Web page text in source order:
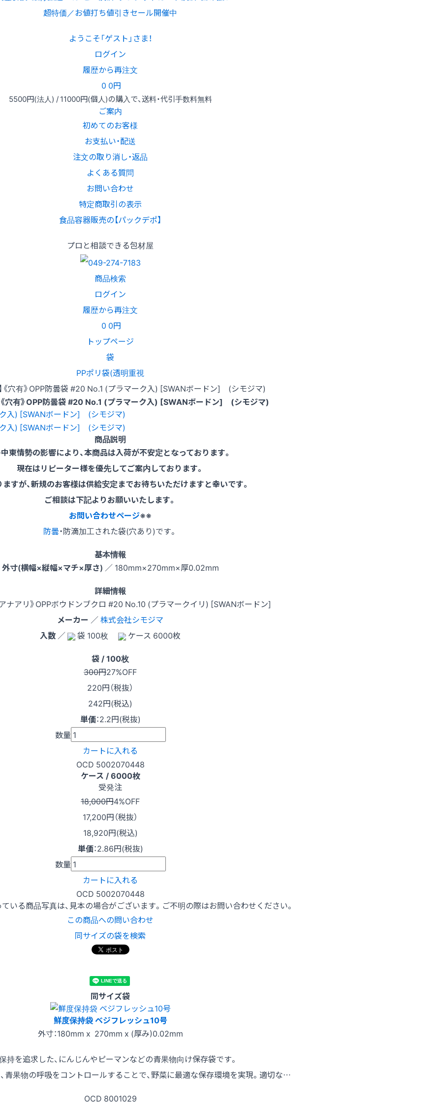
超特価／お値打ち値引きセール開催中
ようこそ「ゲスト」さま！
ログイン
履歴から再注文
0 0円
5500円(法人) /11000円(個人)の購入で、送料・代引手数料無料
ご案内
初めてのお客様
お支払い・配送
注文の取り消し・返品
よくある質問
お問い合わせ
特定商取引の表示
食品容器販売の【パックデポ】
プロと相談できる包材屋
商品検索
ログイン
履歴から再注文
0 0円
トップページ
袋
PPポリ袋(透明重視
《穴有》OPP防曇袋 #20 No.1 (プラマーク入) [SWANボードン] (シモジマ)
《穴有》OPP防曇袋 #20 No.1 (プラマーク入) [SWANボードン] (シモジマ)
商品説明
東情勢の影響により、本商品は入荷が不安定となっております。
現在はリピーター様を優先してご案内しております。
すが、新規のお客様は供給安定までお待ちいただけますと幸いです。
ご相談は下記よりお願いいたします。
お問い合わせページ※※
防曇・防滴加工された袋(穴あり)です。
基本情報
外寸(横幅×縦幅×マチ×厚さ) ／ 180mm×270mm×厚0.02mm
詳細情報
ナアリ》OPPボウドンブクロ #20 No.10 (プラマークイリ) [SWANボードン]
メーカー ／株式会社シモジマ
入数 ／ 袋 100枚
ケース 6000枚
袋 / 100枚
300円27%OFF
220円（税抜）
242円(税込)
単価：2.2円(税抜)
数量
カートに入れる
OCD 5002070448
ケース / 6000枚
受発注
18,000円4%OFF
17,200円（税抜）
18,920円(税込)
単価：2.86円(税抜)
数量
カートに入れる
OCD 5002070448
いる商品写真は、見本の場合がございます。ご不明の際はお問い合わせください。
この商品への問い合わせ
同サイズの袋を検索
同サイズ袋
鮮度保持袋 ベジフレッシュ10号
外寸：180mm x 270mm x (厚み)0.02mm
持を追求した、にんじんやピーマンなどの青果物向け保存袋です。
青果物の呼吸をコントロールすることで、野菜に最適な保存環境を実現。適切な…
OCD 8001029